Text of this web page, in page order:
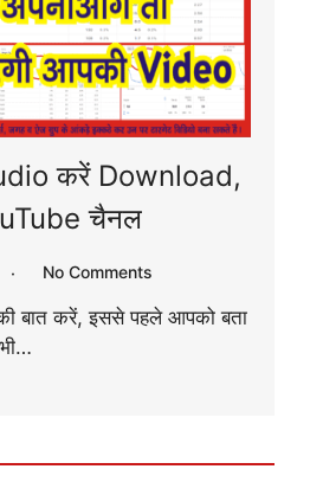
करें Download,
चैनल
No Comments
बात करें, इससे पहले आपको बता